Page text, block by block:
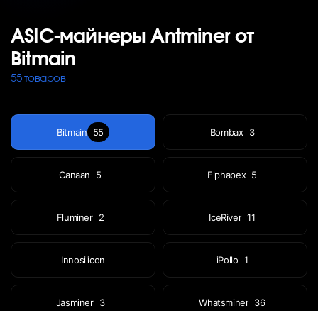
ASIC-майнеры Antminer от
Bitmain
55 товаров
Bitmain 55 Bombax 3
Canaan 5 Elphapex 5
Fluminer 2 IceRiver 11
Innosilicon iPollo 1
Jasminer 3 Whatsminer 36